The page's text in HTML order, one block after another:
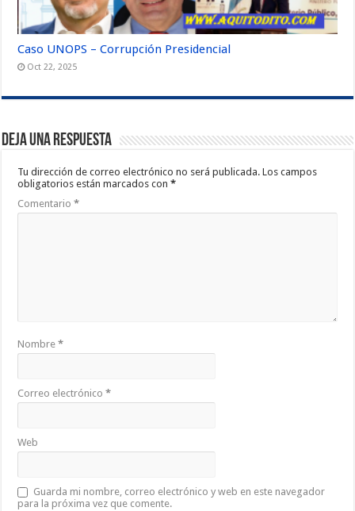
Caso UNOPS – Corrupción Presidencial
Oct 22, 2025
Deja una respuesta
Tu dirección de correo electrónico no será publicada. Los campos
obligatorios están marcados con*
Comentario*
Nombre*
Correo electrónico*
Web
Guarda mi nombre, correo electrónico y web en este navegador
para la próxima vez que comente.